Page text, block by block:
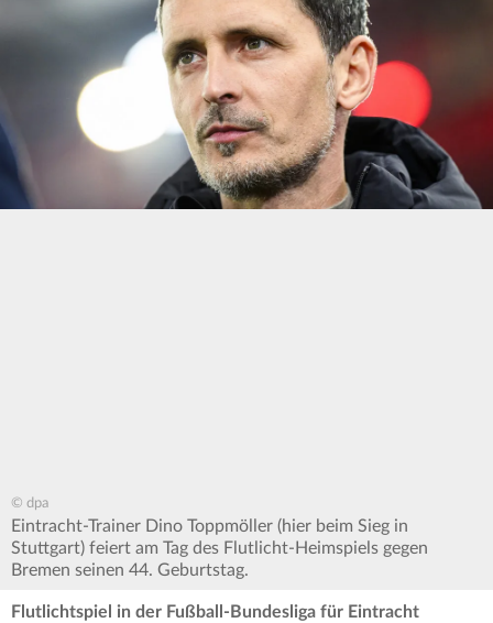
© dpa
Eintracht-Trainer Dino Toppmöller (hier beim Sieg in
Stuttgart) feiert am Tag des Flutlicht-Heimspiels gegen
Bremen seinen 44. Geburtstag.
Flutlichtspiel in der Fußball-Bundesliga für Eintracht